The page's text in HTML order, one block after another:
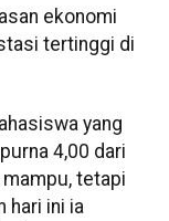
ekonomi
tertinggi di
yang
4,00 dari
tetapi
hari ini ia